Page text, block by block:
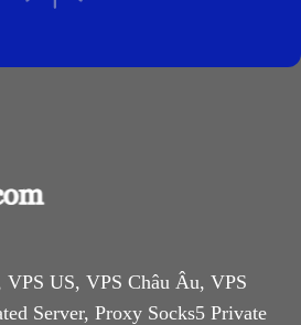
US, VPS Châu Âu, VPS
Server, Proxy Socks5 Private